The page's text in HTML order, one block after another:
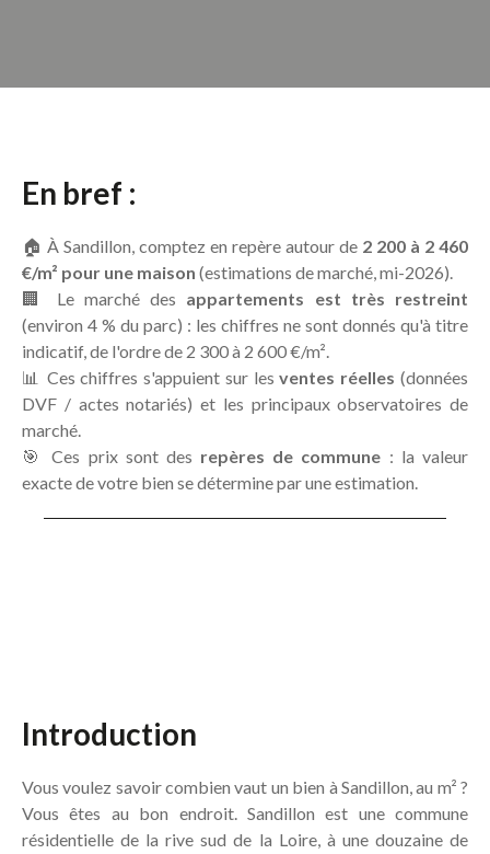
En bref :
🏠 À Sandillon, comptez en repère autour de 2 200 à 2 460
€/m² pour une maison (estimations de marché, mi-2026).
🏢 Le marché des appartements est très restreint
(environ 4 % du parc) : les chiffres ne sont donnés qu'à titre
indicatif, de l'ordre de 2 300 à 2 600 €/m².
📊 Ces chiffres s'appuient sur lesventes réelles (données
DVF / actes notariés) et les principaux observatoires de
marché.
🎯 Ces prix sont des repères de commune : la valeur
exacte de votre bien se détermine par une estimation.
Introduction
Vous voulez savoir combien vaut un bien à Sandillon, au m² ?
Vous êtes au bon endroit. Sandillon est une commune
résidentielle de la rive sud de la Loire, à une douzaine de